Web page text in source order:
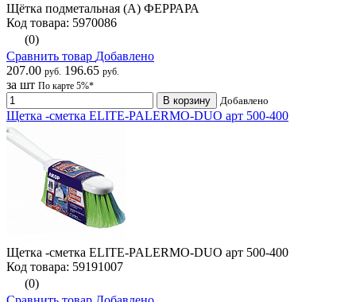
Щётка подметальная (А) ФЕРРАРА
Код товара: 5970086
(0)
Сравнить товар Добавлено
207.00 руб. 196.65 руб.
за шт По карте 5%*
В корзину Добавлено
Щетка -сметка ELITE-PALERMO-DUO арт 500-400
Щетка -сметка ELITE-PALERMO-DUO арт 500-400
Код товара: 59191007
(0)